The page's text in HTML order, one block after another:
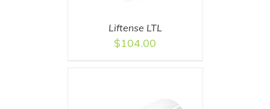
Liftense LTL
$104.00